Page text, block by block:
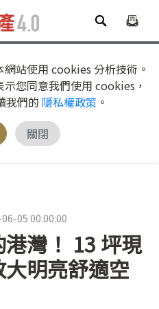
站使用 cookies 分析技術。
您同意我們使用 cookies，
我們的 隱私權政策 。
關閉
05 00:00:00
灣！ 13 坪現
明亮舒適空